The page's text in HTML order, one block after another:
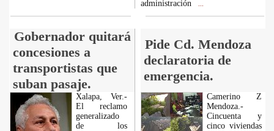
administración
Gobernador quitará
concesiones a
transportistas que
suban pasaje.
Pide Cd. Mendoza
declaratoria de
emergencia.
Xalapa, Ver.-
El reclamo
generalizado
de los
Camerino Z
Mendoza.-
Cincuenta y
cinco viviendas